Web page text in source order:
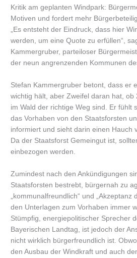
Kritik am geplanten Windpark:
Motiven und fordert mehr
„Es entsteht der Eindruck, dass hier
werden, um eine Quote zu erfüllen“,
Kammergruber, parteiloser
der neun angrenzenden Kommunen
Stefan Kammergruber betont, dass er
wichtig hält, aber Zweifel daran hat, ob
im Wald der richtige Weg sind. Er fühlt
das Vorhaben von den Staatsforsten
informiert und sieht darin einen Hauch
Da der Staatsforst Gemeingut ist,
einbezogen werden.
Zumindest nach den Ankündigungen
Staatsforsten bestrebt, bürgernah zu
„kommunalfreundlich“ und „Akzeptanz
den Unterlagen zum Vorhaben immer
Stümpfig, energiepolitischer Sprecher
Bayerischen Landtag, ist jedoch der
nicht wirklich bürgerfreundlich ist.
den Ausbau der Windkraft und auch